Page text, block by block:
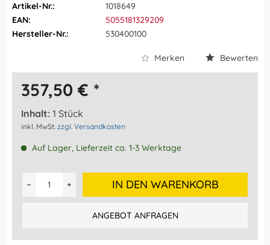
Artikel-Nr.:
1018649
EAN:
5055181329209
Hersteller-Nr.:
530400100
Merken Bewerten
357,50 € *
Inhalt: 1 Stück
inkl. MwSt. zzgl. Versandkosten
Auf Lager, Lieferzeit ca. 1-3 Werktage
IN DEN WARENKORB
ANGEBOT ANFRAGEN